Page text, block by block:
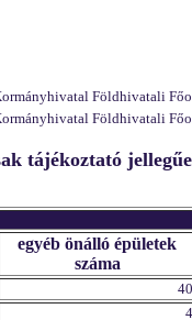
Földhivatali
Földhivatali
tájékoztató
egyéb önálló épületek
száma
40
4